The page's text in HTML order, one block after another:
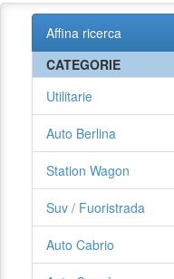
Affina ricerca
CATEGORIE
Utilitarie
Auto Berlina
Station Wagon
Suv / Fuoristrada
Auto Cabrio